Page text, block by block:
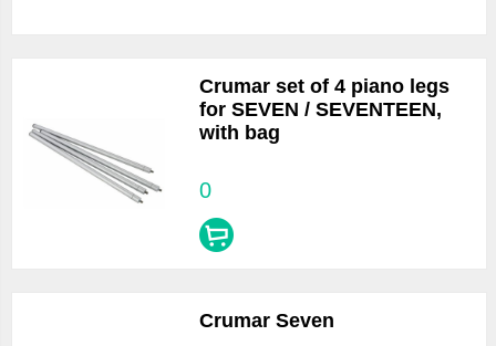
Crumar set of 4 piano legs
for SEVEN / SEVENTEEN,
with bag
0
Crumar Seven